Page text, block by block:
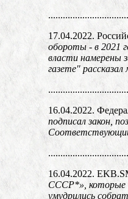
17.04.2022.
обороты - в 2021
власти намерены
газете"
16.04.2022.
подписал закон,
16.04.2022.
СССР*», которые
умудрились